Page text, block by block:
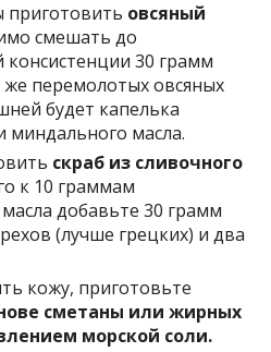
приготовить овсяный
смешать до
30 грамм
же перемолотых овсяных
будет капелька
миндального масла.
скраб из сливочного
к 10 граммам
добавьте 30 грамм
(лучше грецких) и два
кожу, приготовьте
сметаны или жирных
морской соли.